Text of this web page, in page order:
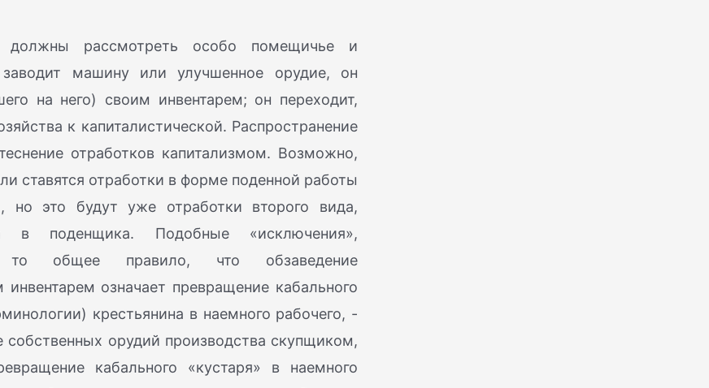
рассмотреть особо помещичье и
машину или улучшенное орудие, он
на него) своим инвентарем; он переходит,
к капиталистической. Распространение
отработков капитализмом. Возможно,
ставятся отработки в форме поденной работы
это будут уже отработки второго вида,
в поденщика. Подобные «исключения»,
то общее правило, что обзаведение
означает превращение кабального
крестьянина в наемного рабочего, -
орудий производства скупщиком,
кабального «кустаря» в наемного